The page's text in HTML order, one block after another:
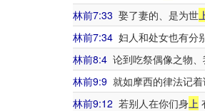
林前7:33 娶了妻的、是为世
林前7:34 妇人和处女也有分
林前8:4 论到吃祭偶像之物
林前9:9 就如摩西的律法记
林前9:12 若别人在你们身上